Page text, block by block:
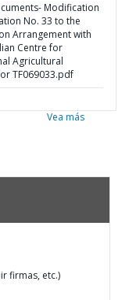
Modification
No. 33 to the
Arrangement with
Centre for
Agricultural
TF069033.pdf
Vea más
firmas, etc.)